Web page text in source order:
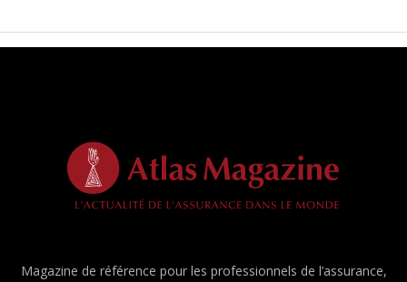
Magazine de référence pour les professionnels de l’assurance,